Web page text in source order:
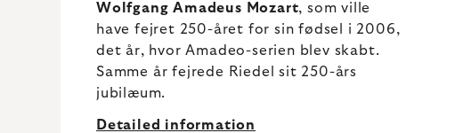
Wolfgang Amadeus Mozart, som ville
have fejret 250-året for sin fødsel i 2006,
det år, hvor Amadeo-serien blev skabt.
Samme år fejrede Riedel sit 250-års
jubilæum.
Detailed information